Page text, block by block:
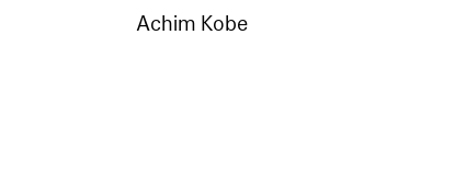
Achim Kobe